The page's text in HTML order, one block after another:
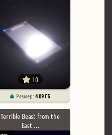
10
Размер:4.09 ГБ
Terrible Beast from the
East …